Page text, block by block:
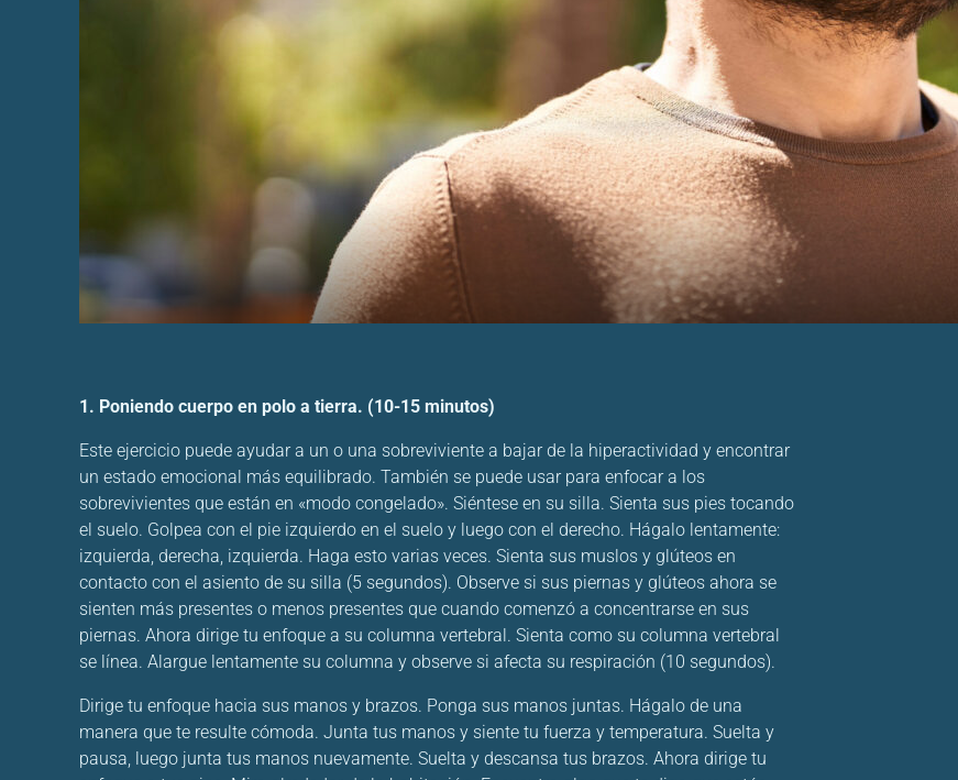
1. Poniendo cuerpo en polo a tierra. (10-15 minutos)
Este ejercicio puede ayudar a un o una sobreviviente a bajar de la hiperactividad y encontrar
un estado emocional más equilibrado. También se puede usar para enfocar a los
sobrevivientes que están en «modo congelado». Siéntese en su silla. Sienta sus pies tocando
el suelo. Golpea con el pie izquierdo en el suelo y luego con el derecho. Hágalo lentamente:
izquierda, derecha, izquierda. Haga esto varias veces. Sienta sus muslos y glúteos en
contacto con el asiento de su silla (5 segundos). Observe si sus piernas y glúteos ahora se
sienten más presentes o menos presentes que cuando comenzó a concentrarse en sus
piernas. Ahora dirige tu enfoque a su columna vertebral. Sienta como su columna vertebral
se línea. Alargue lentamente su columna y observe si afecta su respiración (10 segundos).
Dirige tu enfoque hacia sus manos y brazos. Ponga sus manos juntas. Hágalo de una
manera que te resulte cómoda. Junta tus manos y siente tu fuerza y ​​temperatura. Suelta y
pausa, luego junta tus manos nuevamente. Suelta y descansa tus brazos. Ahora dirige tu